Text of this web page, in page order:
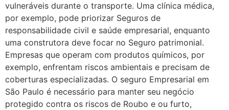
vulneráveis durante o transporte. Uma clínica médica,
por exemplo, pode priorizar Seguros de
responsabilidade civil e saúde empresarial, enquanto
uma construtora deve focar no Seguro patrimonial.
Empresas que operam com produtos químicos, por
exemplo, enfrentam riscos ambientais e precisam de
coberturas especializadas. O seguro Empresarial em
São Paulo é necessário para manter seu negócio
protegido contra os riscos de Roubo e ou furto,